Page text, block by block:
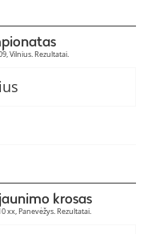
Vilnius. Rezultatai.
krosas
xx, Panevėžys. Rezultatai.